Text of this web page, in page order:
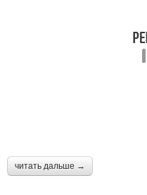
читать дальше →